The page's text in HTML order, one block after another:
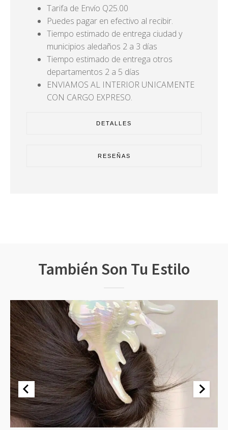
Tarifa de Envío Q25.00
Puedes pagar en efectivo al recibir.
Tiempo estimado de entrega ciudad y
municipios aledaños 2 a 3 días
Tiempo estimado de entrega otros
departamentos 2 a 5 días
ENVIAMOS AL INTERIOR UNICAMENTE
CON CARGO EXPRESO.
DETALLES
RESEÑAS
También Son Tu Estilo